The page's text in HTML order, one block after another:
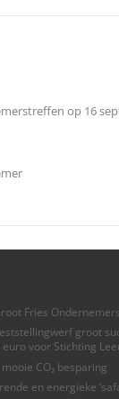
op 16
Fries
groot
voor Stichting
CO₂ besparing
en energieke